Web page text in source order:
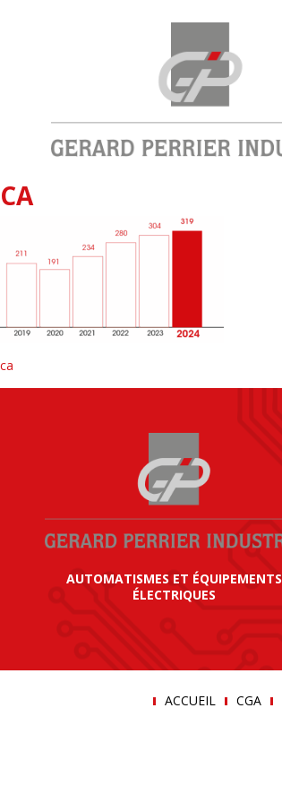
CA
ca
AUTOMATISMES ET ÉQUIPEMENTS
ÉLECTRIQUES
ACCUEIL CGA